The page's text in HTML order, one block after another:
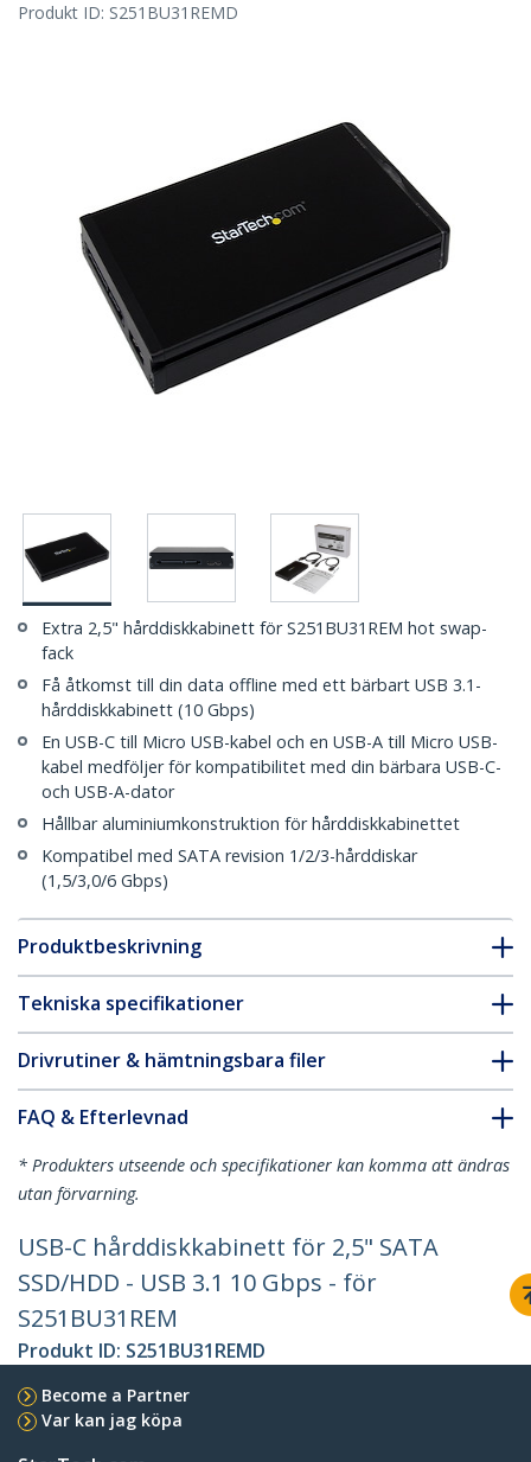
Produkt ID: S251BU31REMD
Extra 2,5" hårddiskkabinett för S251BU31REM hot swap-
fack
Få åtkomst till din data offline med ett bärbart USB 3.1-
hårddiskkabinett (10 Gbps)
En USB-C till Micro USB-kabel och en USB-A till Micro USB-
kabel medföljer för kompatibilitet med din bärbara USB-C-
och USB-A-dator
Hållbar aluminiumkonstruktion för hårddiskkabinettet
Kompatibel med SATA revision 1/2/3-hårddiskar
(1,5/3,0/6 Gbps)
Produktbeskrivning
Tekniska specifikationer
Drivrutiner & hämtningsbara filer
FAQ & Efterlevnad
* Produkters utseende och specifikationer kan komma att ändras
utan förvarning.
USB-C hårddiskkabinett för 2,5" SATA
SSD/HDD - USB 3.1 10 Gbps - för
S251BU31REM
Produkt ID: S251BU31REMD
Become a Partner
Var kan jag köpa